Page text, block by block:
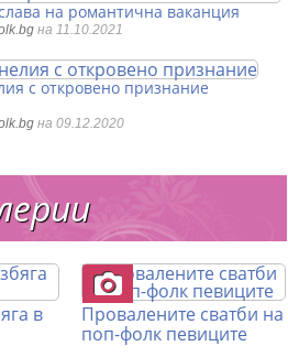
на романтична ваканция
на 11.10.2021
с откровено признание
на 09.12.2020
в
Провалените сватби на
поп-фолк певиците